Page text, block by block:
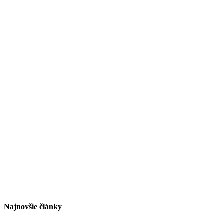
Najnovšie články